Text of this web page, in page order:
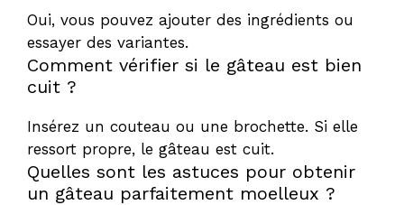
Oui, vous pouvez ajouter des ingrédients ou
essayer des variantes.
Comment vérifier si le gâteau est bien
cuit ?
Insérez un couteau ou une brochette. Si elle
ressort propre, le gâteau est cuit.
Quelles sont les astuces pour obtenir
un gâteau parfaitement moelleux ?